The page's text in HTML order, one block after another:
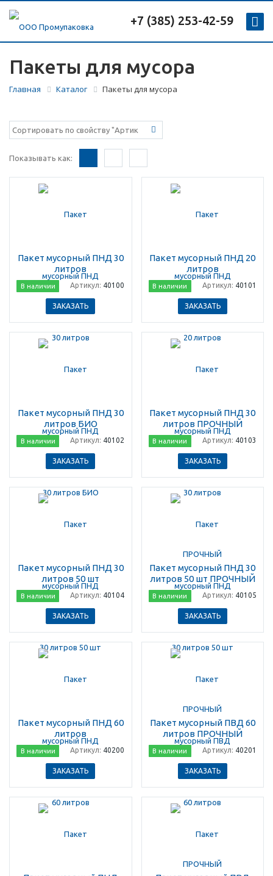
+7 (385) 253-42-59
Пакеты для мусора
Главная Каталог Пакеты для мусора
Показывать как:
Пакет мусорный ПНД 30
литров
В наличии Артикул: 40100
ЗАКАЗАТЬ
Пакет мусорный ПНД 20
литров
В наличии Артикул: 40101
ЗАКАЗАТЬ
Пакет мусорный ПНД 30
литров БИО
В наличии Артикул: 40102
ЗАКАЗАТЬ
Пакет мусорный ПНД 30
литров ПРОЧНЫЙ
В наличии Артикул: 40103
ЗАКАЗАТЬ
Пакет мусорный ПНД 30
литров 50 шт
В наличии Артикул: 40104
ЗАКАЗАТЬ
Пакет мусорный ПНД 30
литров 50 шт ПРОЧНЫЙ
В наличии Артикул: 40105
ЗАКАЗАТЬ
Пакет мусорный ПНД 60
литров
В наличии Артикул: 40200
ЗАКАЗАТЬ
Пакет мусорный ПВД 60
литров ПРОЧНЫЙ
В наличии Артикул: 40201
ЗАКАЗАТЬ